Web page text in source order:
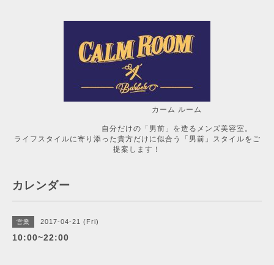
カーム ルーム
自分だけの「男前」を造るメンズ美容室。
ライフスタイルに寄り添った貴方だけに似合う「男前」スタイルをご
提案します！
カレンダー
営業 2017-04-21 (Fri)
10:00~22:00